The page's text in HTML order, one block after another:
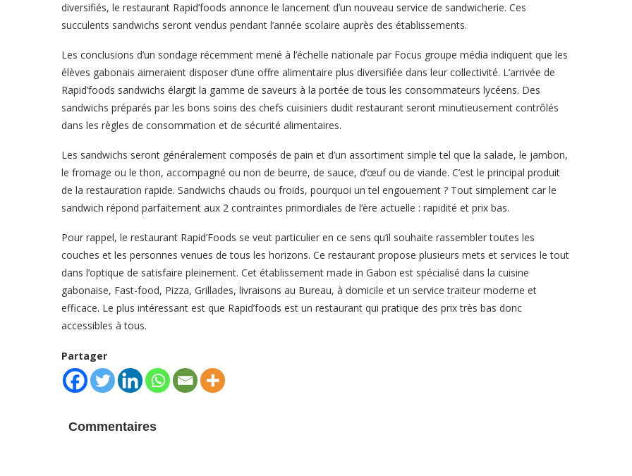
diversifiés, le restaurant Rapid’foods annonce le lancement d’un nouveau service de sandwicherie. Ces
succulents sandwichs seront vendus pendant l’année scolaire auprès des établissements.
Les conclusions d’un sondage récemment mené à l’échelle nationale par Focus groupe média indiquent que les
élèves gabonais aimeraient disposer d’une offre alimentaire plus diversifiée dans leur collectivité. L’arrivée de
Rapid’foods sandwichs élargit la gamme de saveurs à la portée de tous les consommateurs lycéens. Des
sandwichs préparés par les bons soins des chefs cuisiniers dudit restaurant seront minutieusement contrôlés
dans les règles de consommation et de sécurité alimentaires.
Les sandwichs seront généralement composés de pain et d’un assortiment simple tel que la salade, le jambon,
le fromage ou le thon, accompagné ou non de beurre, de sauce, d’œuf ou de viande. C’est le principal produit
de la restauration rapide. Sandwichs chauds ou froids, pourquoi un tel engouement ? Tout simplement car le
sandwich répond parfaitement aux 2 contraintes primordiales de l’ère actuelle : rapidité et prix bas.
Pour rappel, le restaurant Rapid’Foods se veut particulier en ce sens qu’il souhaite rassembler toutes les
couches et les personnes venues de tous les horizons. Ce restaurant propose plusieurs mets et services le tout
dans l’optique de satisfaire pleinement. Cet établissement made in Gabon est spécialisé dans la cuisine
gabonaise, Fast-food, Pizza, Grillades, livraisons au Bureau, à domicile et un service traiteur moderne et
efficace. Le plus intéressant est que Rapid’foods est un restaurant qui pratique des prix très bas donc
accessibles à tous.
Partager
Commentaires